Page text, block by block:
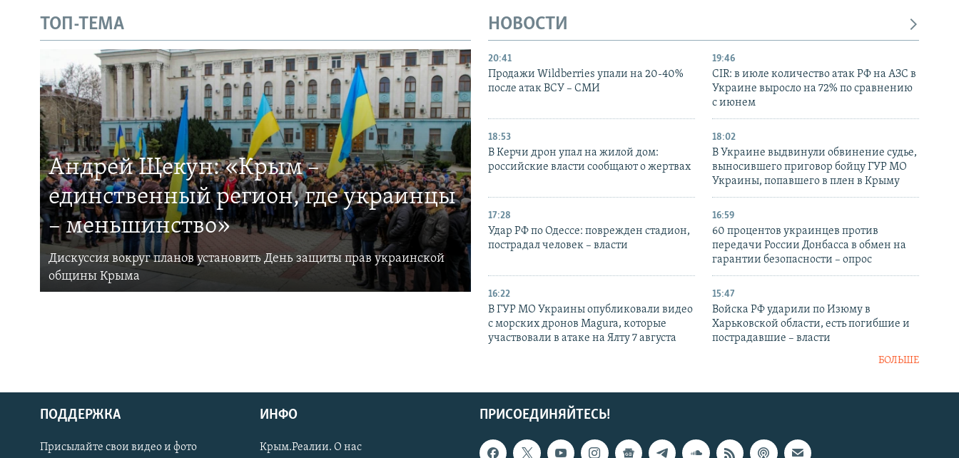
Українською
ТОП-ТЕМА
Андрей Щекун: «Крым –
единственный регион, где украинцы
– меньшинство»
Дискуссия вокруг планов установить День защиты прав украинской
общины Крыма
НОВОСТИ
20:41
Продажи Wildberries упали на 20-40%
после атак ВСУ – СМИ
19:46
CIR: в июле количество атак РФ на АЗС в
Украине выросло на 72% по сравнению
с июнем
18:53
В Керчи дрон упал на жилой дом:
российские власти сообщают о жертвах
18:02
В Украине выдвинули обвинение судье,
выносившего приговор бойцу ГУР МО
Украины, попавшего в плен в Крыму
17:28
Удар РФ по Одессе: поврежден стадион,
пострадал человек – власти
16:59
60 процентов украинцев против
передачи России Донбасса в обмен на
гарантии безопасности – опрос
16:22
В ГУР МО Украины опубликовали видео
с морских дронов Magura, которые
участвовали в атаке на Ялту 7 августа
15:47
Войска РФ ударили по Изюму в
Харьковской области, есть погибшие и
пострадавшие – власти
БОЛЬШЕ
ПРИСОЕДИНЯЙТЕСЬ!
ПОДДЕРЖКА
Присылайте свои видео и фото
ИНФО
Крым.Реалии. О нас